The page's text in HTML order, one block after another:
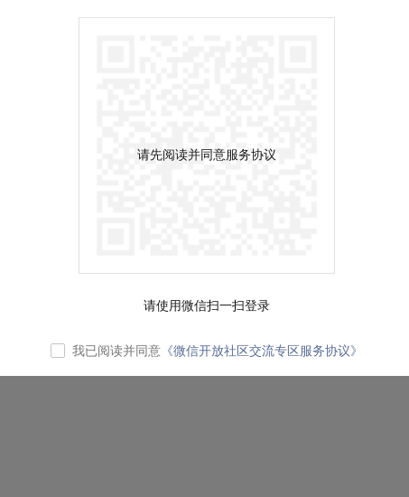
请先阅读并同意服务协议
请使用微信扫一扫登录
我已阅读并同意 《微信开放社区交流专区服务协议》